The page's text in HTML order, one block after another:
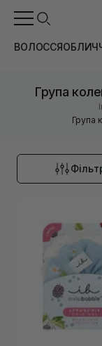
ВОЛОССЯ
Група
Група